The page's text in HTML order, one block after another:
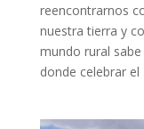
reencontrarnos
nuestra tierra y
mundo rural
donde celebrar el